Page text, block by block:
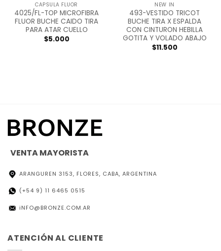
CAPSULA FLUOR
4025/FL-TOP MICROFIBRA
FLUOR BUCHE CAIDO TIRA
PARA ATAR CUELLO
$5.000
NEW IN
493-VESTIDO TRICOT
BUCHE TIRA X ESPALDA
CON CINTURON HEBILLA
GOTITA Y VOLADO ABAJO
$11.500
VENTA MAYORISTA
ARANGUREN 3153, FLORES, CABA, ARGENTINA
(+54 9) 11 6465 0515
iNFO@BRONZE.COM.AR
ATENCIÓN AL CLIENTE